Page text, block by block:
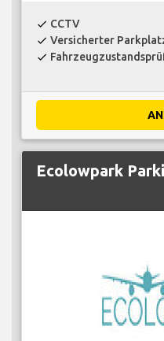
check CCTV
check Versicherter
check
Ecolowpark